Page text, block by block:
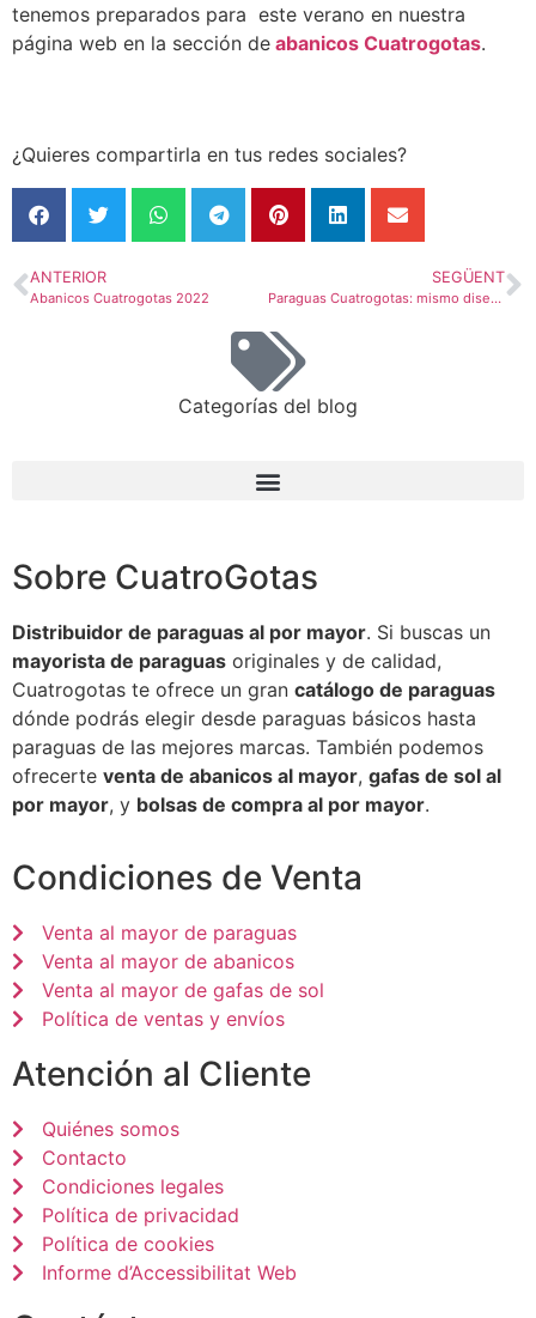
tenemos preparados para este verano en nuestra
página web en la sección de abanicos Cuatrogotas.
¿Quieres compartirla en tus redes sociales?
ANTERIOR
Abanicos Cuatrogotas 2022
SEGÜENT
Paraguas Cuatrogotas: mismo diseño en diferentes monturas
Categorías del blog
Sobre CuatroGotas
Distribuidor de paraguas al por mayor. Si buscas un
mayorista de paraguas originales y de calidad,
Cuatrogotas te ofrece un gran catálogo de paraguas
dónde podrás elegir desde paraguas básicos hasta
paraguas de las mejores marcas. También podemos
ofrecerte venta de abanicos al mayor, gafas de sol al
por mayor, y bolsas de compra al por mayor.
Condiciones de Venta
Venta al mayor de paraguas
Venta al mayor de abanicos
Venta al mayor de gafas de sol
Política de ventas y envíos
Atención al Cliente
Quiénes somos
Contacto
Condiciones legales
Política de privacidad
Política de cookies
Informe d’Accessibilitat Web